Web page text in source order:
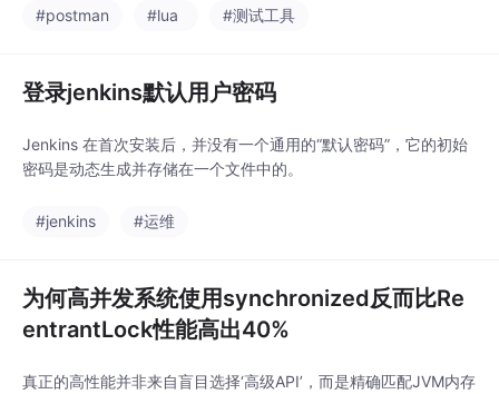
执行（可选）（全局、集合、环境、局部）[ ] 参数化请求使用变
#postman #lua #测试工具
登录jenkins默认用户密码
Jenkins 在首次安装后，并没有一个通用的“默认密码”，它的初始
密码是动态生成并存储在一个文件中的。
#jenkins #运维
为何高并发系统使用synchronized反而比Re
entrantLock性能高出40%
真正的高性能并非来自盲目选择‘高级API’，而是精确匹配JVM内存